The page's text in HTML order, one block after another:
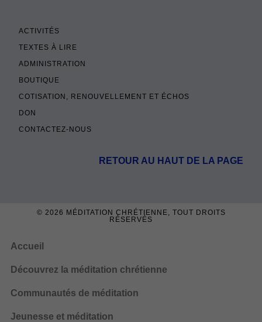
ACTIVITÉS
TEXTES À LIRE
ADMINISTRATION
BOUTIQUE
COTISATION, RENOUVELLEMENT ET ÉCHOS
DON
CONTACTEZ-NOUS
RETOUR AU HAUT DE LA PAGE
© 2026 MÉDITATION CHRÉTIENNE , TOUT DROITS
RÉSERVÉS
Accueil
Découvrez la méditation chrétienne
Communautés de méditation
Jeunesse et méditation